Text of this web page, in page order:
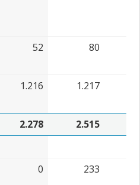
52 80
1.216 1.217
2.278 2.515
0 233